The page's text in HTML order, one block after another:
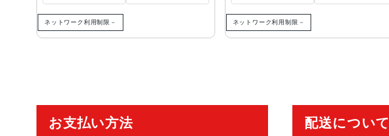
ネットワーク利用制限－ ネットワーク利用制限－
お支払い方法 配送について